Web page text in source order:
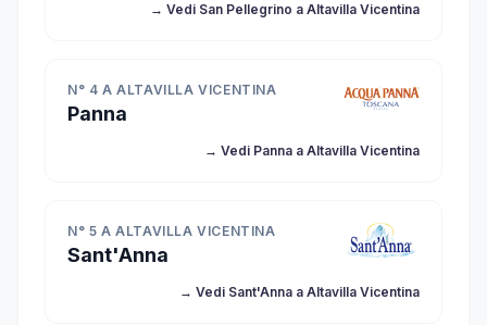
→ Vedi San Pellegrino a Altavilla Vicentina
N° 4 A ALTAVILLA VICENTINA
Panna
→ Vedi Panna a Altavilla Vicentina
N° 5 A ALTAVILLA VICENTINA
Sant'Anna
→ Vedi Sant'Anna a Altavilla Vicentina